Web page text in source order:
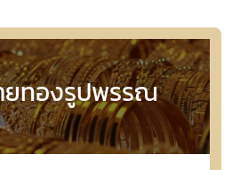
ยทองรูปพรรณ